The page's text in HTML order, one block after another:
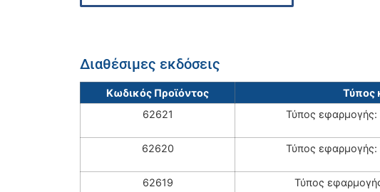
Διαθέσιμες εκδόσεις
Κωδικός Προϊόντος Τύπος
62621
Τύπος εφαρμογής:
62620 Τύπος εφαρμογής:
62619 Τύπος